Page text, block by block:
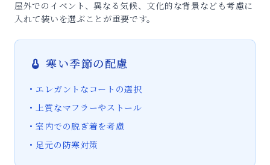
屋外でのイベント、異なる気候、文化的な背景なども考慮に
入れて装いを選ぶことが重要です。
寒い季節の配慮
• エレガントなコートの選択
• 上質なマフラーやストール
• 室内での脱ぎ着を考慮
• 足元の防寒対策